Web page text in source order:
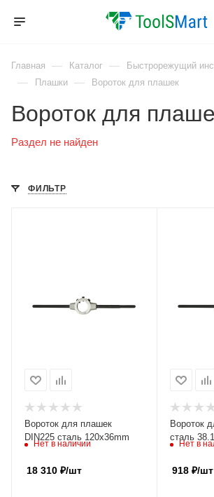
Главная — Каталог — Быстрорежущий
— Плашки — Вороток для плашек
Вороток для
Раздел не найден
ФИЛЬТР
Вороток для плашек
DIN225 сталь 120x36mm
Нет в наличии
18 310 ₽/шт
Вороток
сталь
Нет в
918₽/шт